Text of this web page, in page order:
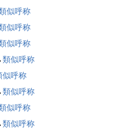
似呼称
似呼称
似呼称
類似呼称
似呼称
類似呼称
似呼称
類似呼称